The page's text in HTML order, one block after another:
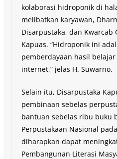
kolaborasi hidroponik di
melibatkan karyawan,
Disarpustaka, dan Kwarcab
Kapuas. “Hidroponik ini
pemberdayaan hasil
internet,” jelas H. Suwarno.
Selain itu, Disarpustaka
pembinaan sebelas
bantuan sebelas ribu buku
Perpustakaan Nasional
diharapkan dapat
Pembangunan Literasi